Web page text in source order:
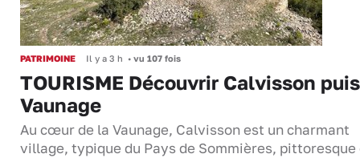
PATRIMOINE Il y a 3 h • vu 107 fois
TOURISME Découvrir Calvisson
Vaunage
Au cœur de la Vaunage, Calvisson est un charmant
village, typique du Pays de Sommières, pittoresque